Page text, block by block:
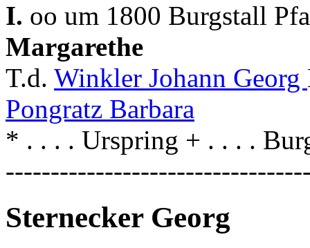
I. oo um 1800 Burgstall
Margarethe
T.d. Winkler Johann Georg
Pongratz Barbara
* . . . . Urspring + . . . .
Sternecker Georg